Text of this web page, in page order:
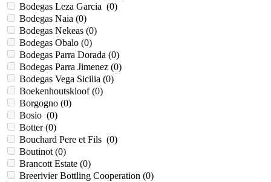
Bodegas Leza Garcia (0)
Bodegas Naia (0)
Bodegas Nekeas (0)
Bodegas Obalo (0)
Bodegas Parra Dorada (0)
Bodegas Parra Jimenez (0)
Bodegas Vega Sicilia (0)
Boekenhoutskloof (0)
Borgogno (0)
Bosio (0)
Botter (0)
Bouchard Pere et Fils (0)
Boutinot (0)
Brancott Estate (0)
Breerivier Bottling Cooperation (0)